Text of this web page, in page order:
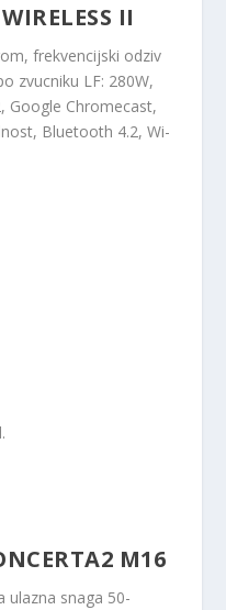
II
frekvencijski odziv
zvucniku LF: 280W,
Google Chromecast,
Bluetooth 4.2, Wi-
M16
ulazna snaga 50-